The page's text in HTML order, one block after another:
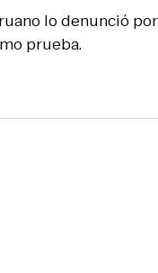
lo denunció
prueba.